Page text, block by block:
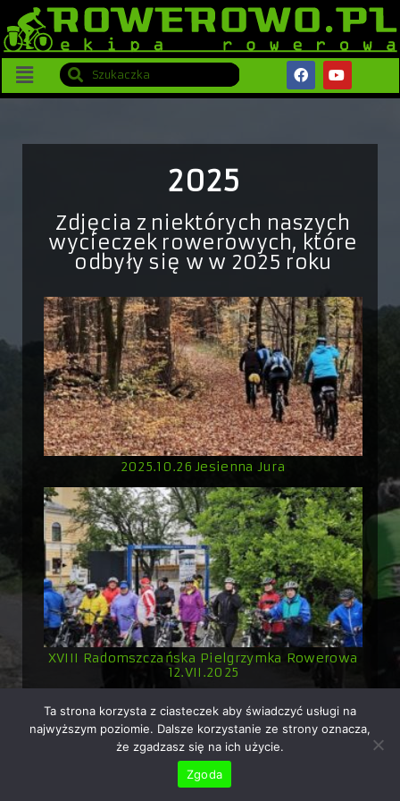
2025
Zdjęcia z niektórych naszych
wycieczek rowerowych, które
odbyły się w w 2025 roku
2025.10.26 Jesienna Jura
XVIII Radomszczańska Pielgrzymka Rowerowa
12.VII.2025
Copyright © 2026 Rowerowo.pl - ekipa rowerowa z
Radomska
Ta strona korzysta z ciasteczek aby świadczyć usługi na
najwyższym poziomie. Dalsze korzystanie ze strony oznacza,
że zgadzasz się na ich użycie.
Zgoda